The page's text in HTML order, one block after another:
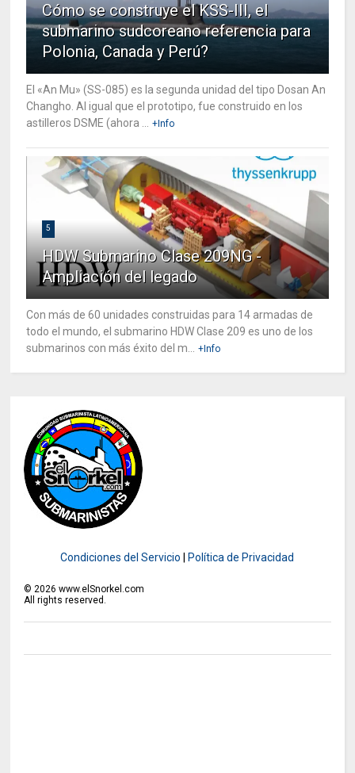
Cómo se construye el KSS-III, el
submarino sudcoreano referencia para
Polonia, Canada y Perú?
El «An Mu» (SS-085) es la segunda unidad del tipo Dosan An
Changho. Al igual que el prototipo, fue construido en los
astilleros DSME (ahora ...
+Info
5
HDW Submarino Clase 209NG -
Ampliación del legado
Con más de 60 unidades construidas para 14 armadas de
todo el mundo, el submarino HDW Clase 209 es uno de los
submarinos con más éxito del m...
+Info
Condiciones del Servicio Política de Privacidad
©2026 www.elSnorkel.com
All rights reserved.